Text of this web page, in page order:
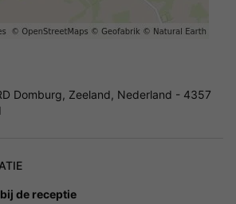
Domburg, Zeeland, Nederland - 4357
de receptie